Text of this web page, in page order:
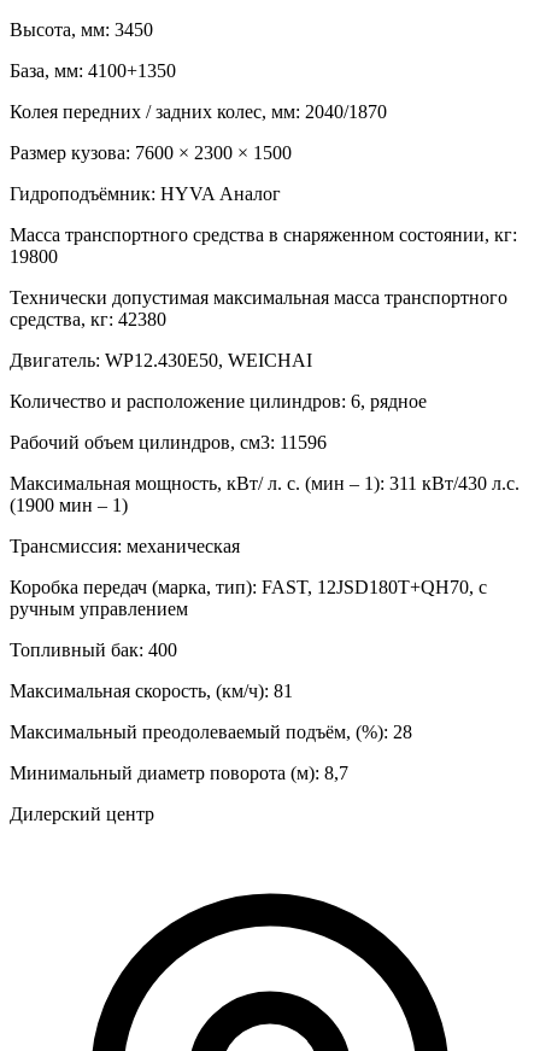
Высота, мм: 3450
База, мм: 4100+1350
Колея передних / задних колес, мм: 2040/1870
Размер кузова: 7600 × 2300 × 1500
Гидроподъёмник: HYVA Аналог
Масса транспортного средства в снаряженном состоянии, кг:
19800
Технически допустимая максимальная масса транспортного
средства, кг: 42380
Двигатель: WP12.430E50, WEICHAI
Количество и расположение цилиндров: 6, рядное
Рабочий объем цилиндров, см3: 11596
Максимальная мощность, кВт/ л. с. (мин – 1): 311 кВт/430 л.с.
(1900 мин – 1)
Трансмиссия: механическая
Коробка передач (марка, тип): FAST, 12JSD180T+QH70, с
ручным управлением
Топливный бак: 400
Максимальная скорость, (км/ч): 81
Максимальный преодолеваемый подъём, (%): 28
Минимальный диаметр поворота (м): 8,7
Дилерский центр